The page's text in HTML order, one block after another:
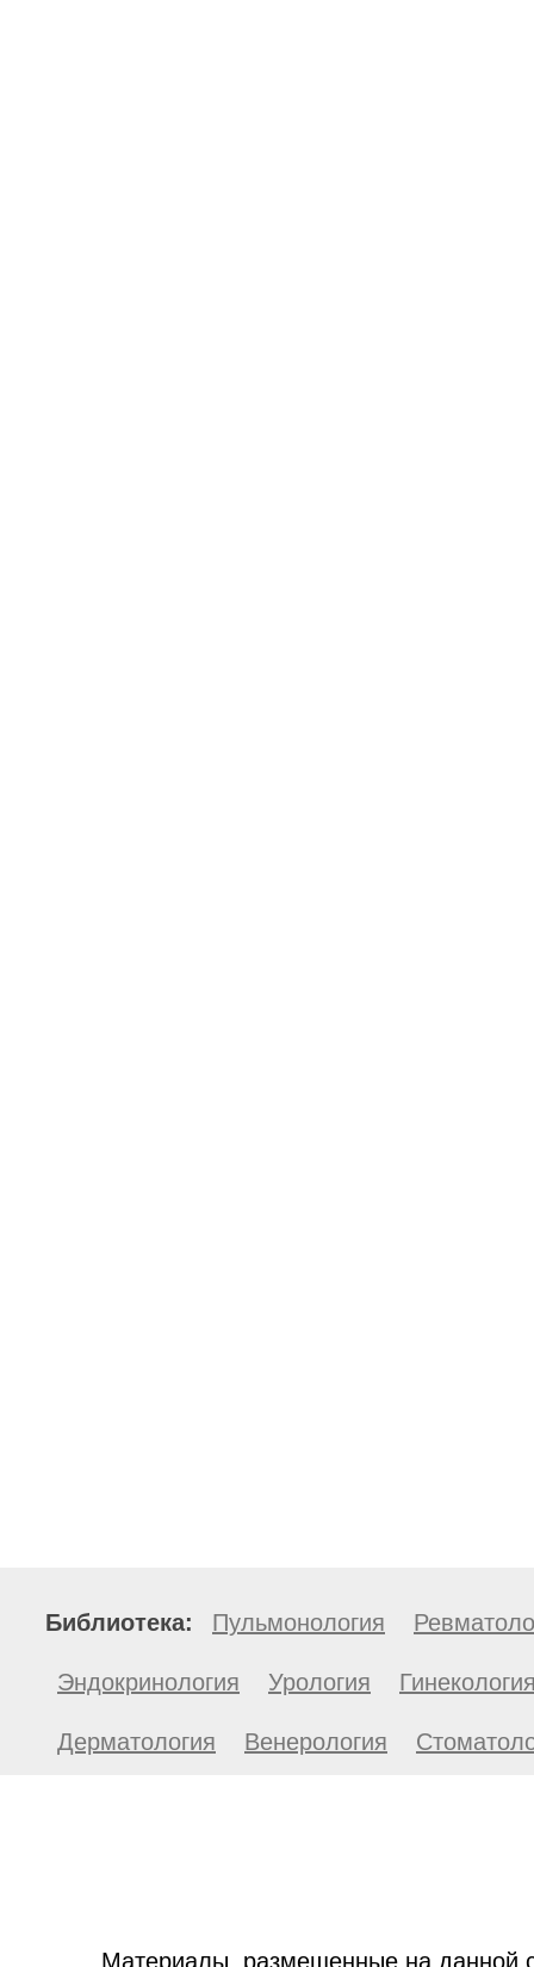
Библиотека: Пульмонология
Эндокринология Урология
Дерматология Венерология
Материалы, размещенные на данной